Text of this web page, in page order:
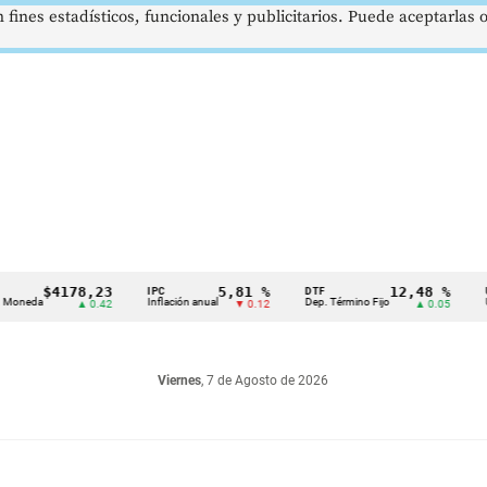
$4178,23
▲ 0.42 Inflación anual
5,81 %
▼ 0.12 Dep. Término Fijo
12,48 %
▲ 0.05
Viernes, 7 de Agosto de 2026
estadísticos, funcionales y publicitarios. Puede aceptarlas